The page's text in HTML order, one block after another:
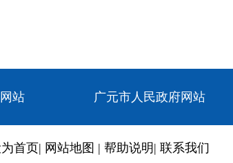
站 广元市人民政府网站
首页| 网站地图 | 帮助说明 | 联系我们